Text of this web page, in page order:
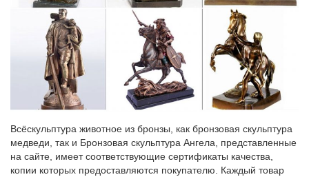
и охранять уже имеющее богатство. Символ собаки в фен-шуй
можно использовать в виде статуэтки, изображения или
игрушки.
Сувениры Фигурки Символ 2018 года Собака к деньгам
Интернет-магазин Радуга Самоцветов представляет огромный
выбор натуральных и полудрагоценных камней, а также
изделий из них.Крупнейший производитель украшений из
натурального камня в России.
Фигурки животных в интерьере – декор или талисман?
Всёскульптура животное из бронзы, как бронзовая скульптура
медведи, так и Бронзовая скульптура Ангела, представленные
на сайте, имеет соответствующие сертификаты качества,
копии которых предоставляются покупателю. Каждый товар